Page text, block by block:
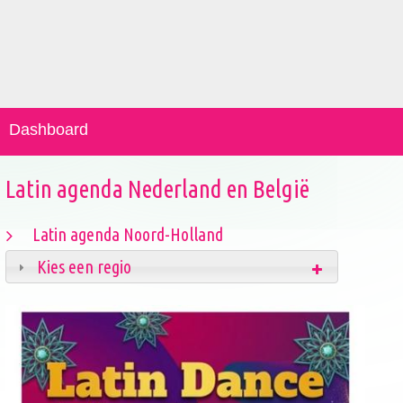
Dashboard
Latin agenda Nederland en België
Latin agenda Noord-Holland
Kies een regio